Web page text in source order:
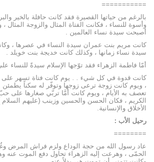
===========
بالرغم من حياتها القصيرة فقد كانت حافلة بالخير
وأسوة للنساء ، فكانت الفتاة المثال والزوجة المثال ،
أصبحت سيدة نساء العالمين .
كانت مريم بنت عمران سيدة النساء في عصرها ،
سيدة نساء زمانها ، وكذلك كانت خديجة بنت خويلد .
أمّا فاطمة الزهراء فقد توّجها الإسلام سيدةً للنساء
كانت قدوة في كل شيء . . يوم كانت فتاة تسهر على
، ويوم كانت زوجة ترعى زوجها وتوفّر له سكناً يطمئن
تعصف به الأيام ، ويوم كانت أمَّا تربّي صغارها على
الكريم ، فكان الحسن والحسين وزينب (عليهم السلام
الأخلاق والإنسانية.
رحيل الأب :
========
عاد رسول الله من حجة الوداع ولزم فراش المرض
الحمّى ، وهرعت إليه الزهراء تحاول دفع الموت عنه